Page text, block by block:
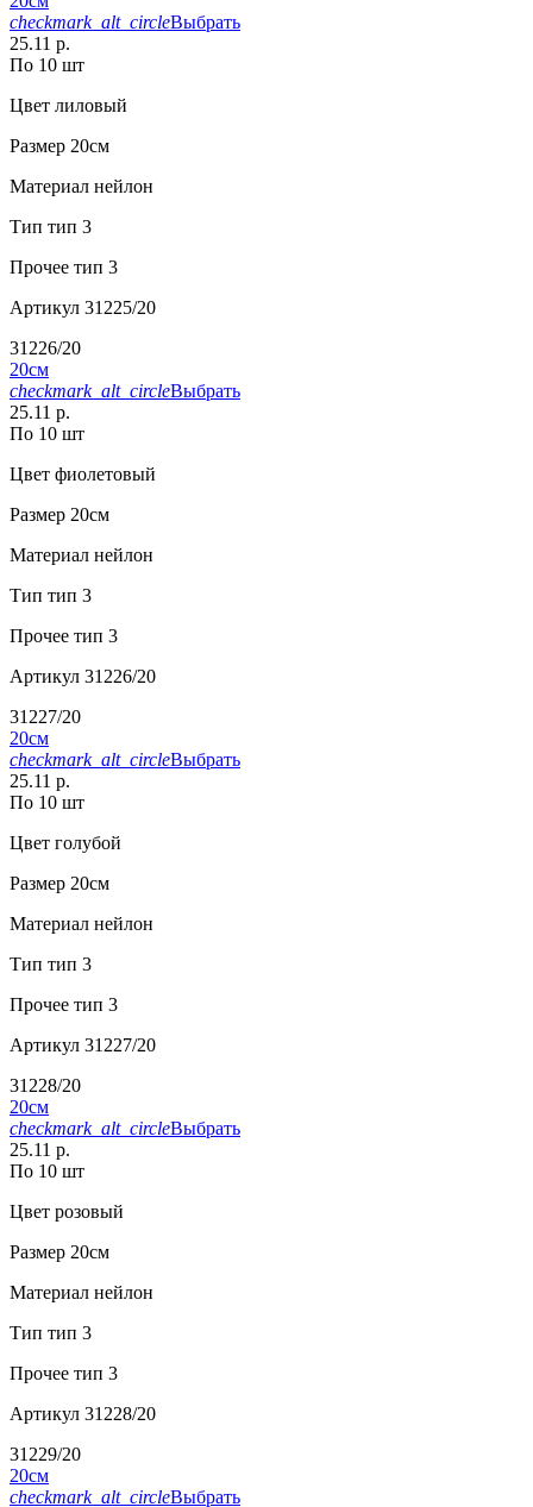
checkmark_alt_circleВыбрать
25.11 р.
По 10 шт
Цвет лиловый
Размер 20см
Материал нейлон
Тип тип 3
Прочее тип 3
Артикул 31225/20
31226/20
20см
checkmark_alt_circleВыбрать
25.11 р.
По 10 шт
Цвет фиолетовый
Размер 20см
Материал нейлон
Тип тип 3
Прочее тип 3
Артикул 31226/20
31227/20
20см
checkmark_alt_circleВыбрать
25.11 р.
По 10 шт
Цвет голубой
Размер 20см
Материал нейлон
Тип тип 3
Прочее тип 3
Артикул 31227/20
31228/20
20см
checkmark_alt_circleВыбрать
25.11 р.
По 10 шт
Цвет розовый
Размер 20см
Материал нейлон
Тип тип 3
Прочее тип 3
Артикул 31228/20
31229/20
20см
checkmark_alt_circleВыбрать